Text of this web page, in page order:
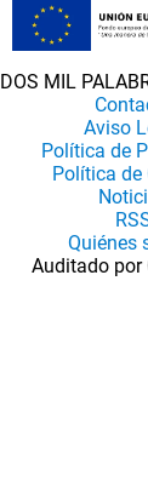
DOS MIL
Aviso
Política de
Política de
Quiénes
Auditado por